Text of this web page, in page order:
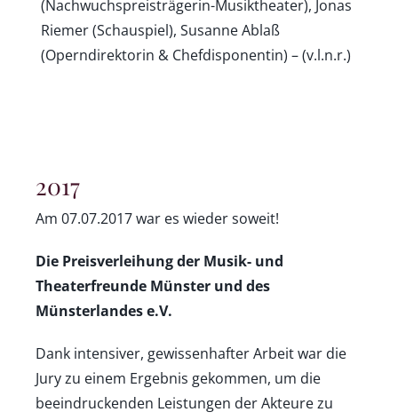
(Nachwuchspreisträgerin-Musiktheater), Jonas
Riemer (Schauspiel), Susanne Ablaß
(Operndirektorin & Chefdisponentin) – (v.l.n.r.)
2017
Am 07.07.2017 war es wieder soweit!
Die Preisverleihung der Musik- und
Theaterfreunde Münster und des
Münsterlandes e.V.
Dank intensiver, gewissenhafter Arbeit war die
Jury zu einem Ergebnis gekommen, um die
beeindruckenden Leistungen der Akteure zu